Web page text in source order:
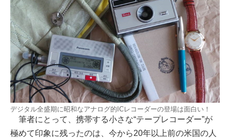
デジタル全盛期に昭和なアナログ的ICレコーダーの登場は面白い！
筆者にとって、携帯する小さな“テープレコーダー”が
極めて印象に残ったのは、今から20年以上前の米国の人